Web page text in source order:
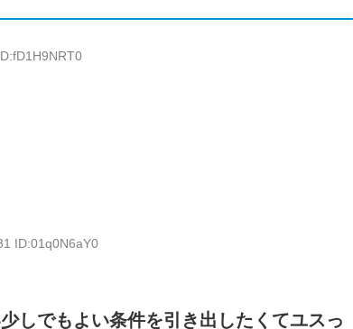
ID:01q0N6aY0
しでもよい条件を引き出したくてユスっ